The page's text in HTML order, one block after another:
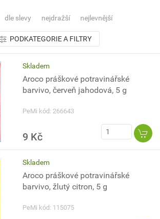
dle slevy nejdražší nejlevnější
PODKATEGORIE A FILTRY
Skladem
Aroco práškové potravinářské
barvivo, červeň jahodová, 5 g
PeMi kód: 266643
9 Kč
Skladem
Aroco práškové potravinářské
barvivo, žlutý citron, 5 g
PeMi kód: 115075